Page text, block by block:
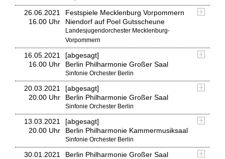
26.06.2021
16.00 Uhr
Festspiele Mecklenburg Vorpommern
Niendorf auf Poel Gutsscheune
Landesjugendorchester Mecklenburg-
Vorpommern
16.05.2021
16.00 Uhr
[abgesagt]
Berlin Philharmonie Großer Saal
Sinfonie Orchester Berlin
20.03.2021
20.00 Uhr
[abgesagt]
Berlin Philharmonie Großer Saal
Sinfonie Orchester Berlin
13.03.2021
20.00 Uhr
[abgesagt]
Berlin Philharmonie Kammermusiksaal
Sinfonie Orchester Berlin
30.01.2021
Berlin Philharmonie Großer Saal